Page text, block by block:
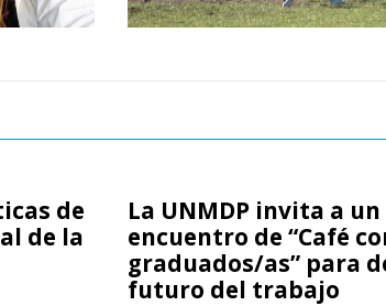
de
de la
La UNMDP invita a
encuentro de “Café
graduados/as” para
futuro del trabajo